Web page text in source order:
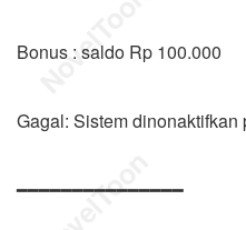
Bonus : saldo Rp 100.000
Gagal: Sistem dinonaktifkan
━━━━━━━━━━━━━━━